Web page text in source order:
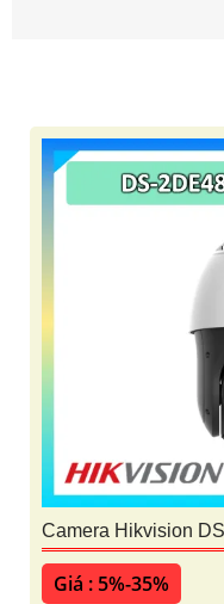
Camera Hikvision
Giá : 5%-35%